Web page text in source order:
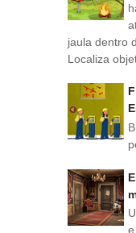
jaula dentro
Localiza